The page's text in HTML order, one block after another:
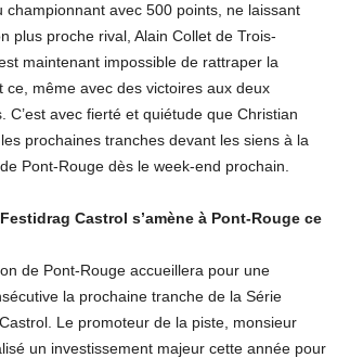
championnant avec 500 points, ne laissant
plus proche rival, Alain Collet de Trois-
maintenant impossible de rattraper la
ce, même avec des victoires aux deux
C’est avec fierté et quiétude que Christian
prochaines tranches devant les siens à la
Pont-Rouge dès le week-end prochain.
Castrol s’amène à Pont-Rouge ce
de Pont-Rouge accueillera pour une
la prochaine tranche de la Série
Le promoteur de la piste, monsieur
un investissement majeur cette année pour